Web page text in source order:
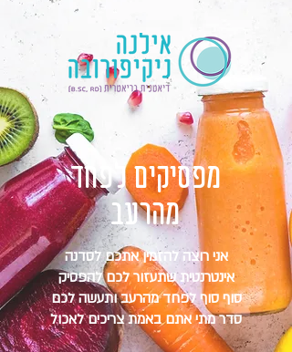
מפסיקים לפחד
מהרעב
אני רוצה להזמין אתכם לסדנה
אינטרנטית שתעזור לכם להפסיק
סוף סוף לפחד מהרעב ותעשה לכם
סדר מתי אתם באמת צריכים לאכול